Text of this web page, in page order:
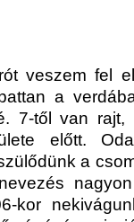
veszem fel
a
7-től van
előtt.
a
kor